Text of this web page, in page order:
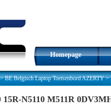
Homepage
BE Belgisch Laptop Toetsenbord AZERTY>
N5110 M511R